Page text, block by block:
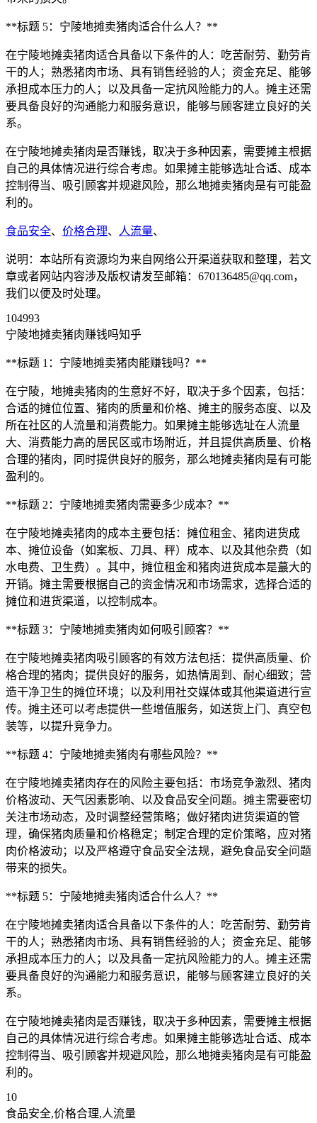
**标题 5：宁陵地摊卖猪肉适合什么人？**
在宁陵地摊卖猪肉适合具备以下条件的人：吃苦耐劳、勤劳肯
干的人；熟悉猪肉市场、具有销售经验的人；资金充足、能够
承担成本压力的人；以及具备一定抗风险能力的人。摊主还需
要具备良好的沟通能力和服务意识，能够与顾客建立良好的关
系。
在宁陵地摊卖猪肉是否赚钱，取决于多种因素，需要摊主根据
自己的具体情况进行综合考虑。如果摊主能够选址合适、成本
控制得当、吸引顾客并规避风险，那么地摊卖猪肉是有可能盈
利的。
食品安全、 价格合理、 人流量、
说明：本站所有资源均为来自网络公开渠道获取和整理，若文
章或者网站内容涉及版权请发至邮箱：670136485@qq.com，
我们以便及时处理。
104993
宁陵地摊卖猪肉赚钱吗知乎
**标题 1：宁陵地摊卖猪肉能赚钱吗？**
在宁陵，地摊卖猪肉的生意好不好，取决于多个因素，包括：
合适的摊位位置、猪肉的质量和价格、摊主的服务态度、以及
所在社区的人流量和消费能力。如果摊主能够选址在人流量
大、消费能力高的居民区或市场附近，并且提供高质量、价格
合理的猪肉，同时提供良好的服务，那么地摊卖猪肉是有可能
盈利的。
**标题 2：宁陵地摊卖猪肉需要多少成本？**
在宁陵地摊卖猪肉的成本主要包括：摊位租金、猪肉进货成
本、摊位设备（如案板、刀具、秤）成本、以及其他杂费（如
水电费、卫生费）。其中，摊位租金和猪肉进货成本是蕞大的
开销。摊主需要根据自己的资金情况和市场需求，选择合适的
摊位和进货渠道，以控制成本。
**标题 3：宁陵地摊卖猪肉如何吸引顾客？**
在宁陵地摊卖猪肉吸引顾客的有效方法包括：提供高质量、价
格合理的猪肉；提供良好的服务，如热情周到、耐心细致；营
造干净卫生的摊位环境；以及利用社交媒体或其他渠道进行宣
传。摊主还可以考虑提供一些增值服务，如送货上门、真空包
装等，以提升竞争力。
**标题 4：宁陵地摊卖猪肉有哪些风险？**
在宁陵地摊卖猪肉存在的风险主要包括：市场竞争激烈、猪肉
价格波动、天气因素影响、以及食品安全问题。摊主需要密切
关注市场动态，及时调整经营策略；做好猪肉进货渠道的管
理，确保猪肉质量和价格稳定；制定合理的定价策略，应对猪
肉价格波动；以及严格遵守食品安全法规，避免食品安全问题
带来的损失。
**标题 5：宁陵地摊卖猪肉适合什么人？**
在宁陵地摊卖猪肉适合具备以下条件的人：吃苦耐劳、勤劳肯
干的人；熟悉猪肉市场、具有销售经验的人；资金充足、能够
承担成本压力的人；以及具备一定抗风险能力的人。摊主还需
要具备良好的沟通能力和服务意识，能够与顾客建立良好的关
系。
在宁陵地摊卖猪肉是否赚钱，取决于多种因素，需要摊主根据
自己的具体情况进行综合考虑。如果摊主能够选址合适、成本
控制得当、吸引顾客并规避风险，那么地摊卖猪肉是有可能盈
利的。
10
食品安全,价格合理,人流量